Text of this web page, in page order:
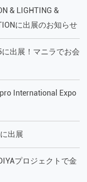
& LIGHTING &
に出展のお知らせ
に出展！マニラでお会
International Expo
出展
プロジェクトで金